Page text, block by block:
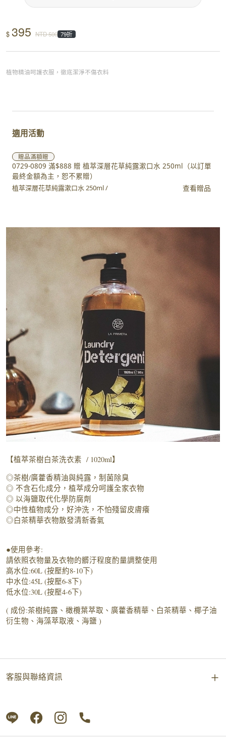
$ 395 NTD500 79折
植物精油呵護衣服，徹底潔淨不傷衣料
適用活動
贈品滿額贈
0729-0809 滿$888 贈 植萃深層花草純露漱口水 250ml（以訂單
最終金額為主，恕不累贈）
植萃深層花草純露漱口水 250ml /
查看贈品
【植萃茶樹白茶洗衣素 / 1020ml】
◎茶樹/廣藿香精油與純露，制菌除臭
◎ 不含石化成分，植萃成分呵護全家衣物
◎ 以海鹽取代化學防腐劑
◎中性植物成分，好沖洗，不怕殘留皮膚癢
◎白茶精華衣物散發清新香氣
●使用參考:
請依照衣物量及衣物的髒汙程度酌量調整使用
高水位:60L (按壓約8-10下)
中水位:45L (按壓6-8下)
低水位:30L (按壓4-6下)
( 成份:茶樹純露、橄欖葉萃取、廣藿香精華、白茶精華、椰子油
衍生物、海藻萃取液、海鹽 )
客服與聯絡資訊